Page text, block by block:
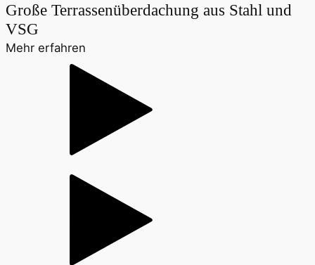
Große Terrassenüberdachung aus Stahl und
VSG
Mehr erfahren